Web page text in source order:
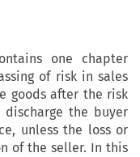
one chapter
of risk in sales
goods after the risk
the buyer
unless the loss or
of the seller. In this